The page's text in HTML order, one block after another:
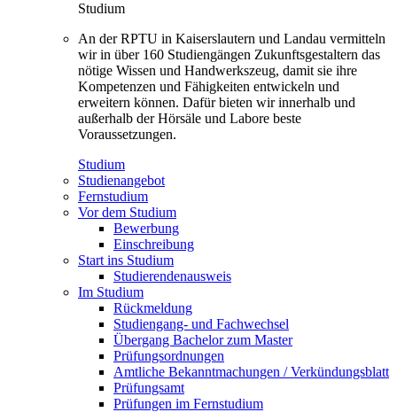
Studium
An der RPTU in Kaiserslautern und Landau vermitteln
wir in über 160 Studiengängen Zukunftsgestaltern das
nötige Wissen und Handwerkszeug, damit sie ihre
Kompetenzen und Fähigkeiten entwickeln und
erweitern können. Dafür bieten wir innerhalb und
außerhalb der Hörsäle und Labore beste
Voraussetzungen.
Studium
Studienangebot
Fernstudium
Vor dem Studium
Bewerbung
Einschreibung
Start ins Studium
Studierendenausweis
Im Studium
Rückmeldung
Studiengang- und Fachwechsel
Übergang Bachelor zum Master
Prüfungsordnungen
Amtliche Bekanntmachungen / Verkündungsblatt
Prüfungsamt
Prüfungen im Fernstudium